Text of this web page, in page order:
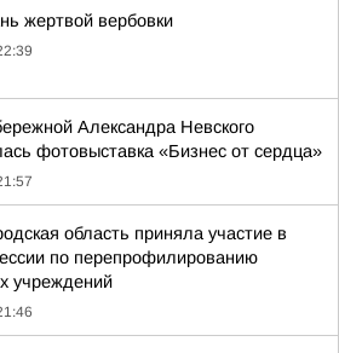
жертвой вербовки
Александра Невского
фотовыставка «Бизнес от сердца»
область приняла участие в
по перепрофилированию
учреждений